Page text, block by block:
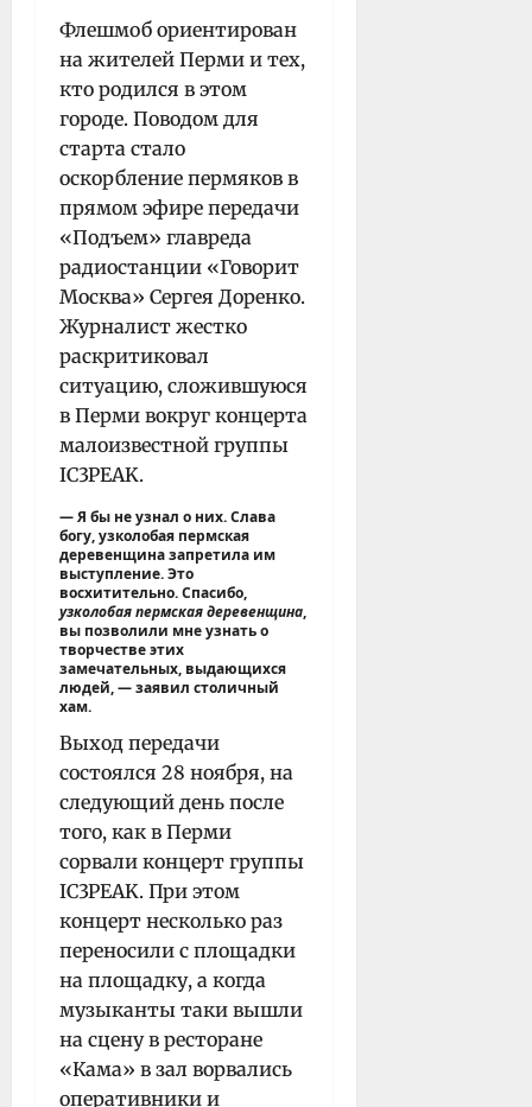
Флешмоб ориентирован
на жителей Перми и тех,
кто родился в этом
городе. Поводом для
старта стало
оскорбление пермяков в
прямом эфире передачи
«Подъем» главреда
радиостанции «Говорит
Москва» Сергея Доренко.
Журналист жестко
раскритиковал
ситуацию, сложившуюся
в Перми вокруг концерта
малоизвестной группы
IC3PEAK.
— Я бы не узнал о них. Слава
богу, узколобая пермская
деревенщина запретила им
выступление. Это
восхитительно. Спасибо,
узколобая пермская деревенщина,
вы позволили мне узнать о
творчестве этих
замечательных, выдающихся
людей, — заявил столичный
хам.
Выход передачи
состоялся 28 ноября, на
следующий день после
того, как в Перми
сорвали концерт группы
IC3PEAK. При этом
концерт несколько раз
переносили с площадки
на площадку, а когда
музыканты таки вышли
на сцену в ресторане
«Кама» в зал ворвались
оперативники и